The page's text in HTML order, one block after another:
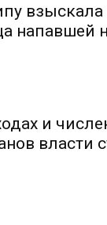
взыскала
напавшей
и
власти